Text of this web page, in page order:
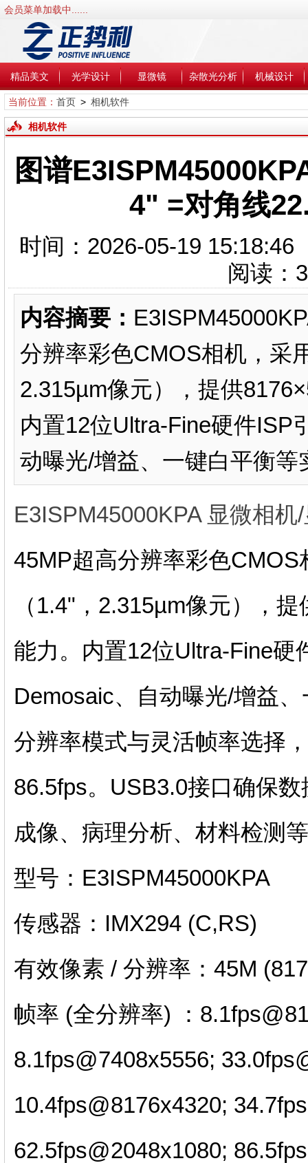
会员菜单加载中......
精品美文 光学设计 显微镜 杂散光分析 机械设计
当前位置： 首页> 相机软件
相机软件
图谱
4" =对角线
时间：2026-05-19
阅读：
内容摘要：
分辨率彩色CMOS相机，采
2.315µm像元），提供
内置12位Ultra-Fine硬件ISP
动曝光/增益、一键白平衡
E3ISPM45000KPA 显微相机
45MP超高分辨率彩色
（1.4"，2.315µm像元），
能力。内置12位Ultra-Fine硬
Demosaic、自动曝光/增益
分辨率模式与灵活帧率选择
86.5fps。USB3.0接口确保
成像、病理分析、材料检测
型号：E3ISPM45000KPA
传感器：IMX294 (C,RS)
有效像素 / 分辨率：45M
帧率 (全分辨率) ：
8.1fps@7408x5556;
10.4fps@8176x4320;
62.5fps@2048x1080;